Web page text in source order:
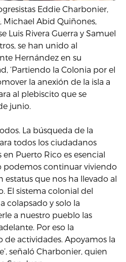
Eddie Charbonier,
Michael Abid Quiñones,
Luis Rivera Guerra y Samuel
se han unido al
Hernández en su
‘Partiendo la Colonia por el
la anexión de la isla a
al plebiscito que se
junio.
La búsqueda de la
todos los ciudadanos
Puerto Rico es esencial
podemos continuar viviendo
que nos ha llevado al
El sistema colonial del
colapsado y solo la
a nuestro pueblo las
Por eso la
actividades. Apoyamos la
señaló Charbonier, quien